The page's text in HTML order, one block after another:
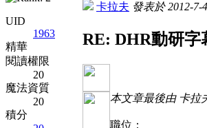
UID
1963
精華
閱讀權限
20
魔法資質
20
積分
卡拉夫 發表於 2012-7-
RE: DHR動研字
本文章最後由 卡拉
職位：